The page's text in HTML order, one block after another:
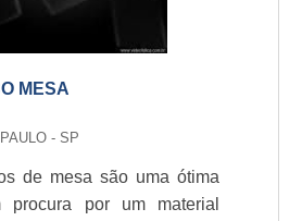
MESA
- SP
de mesa são uma ótima
procura por um material